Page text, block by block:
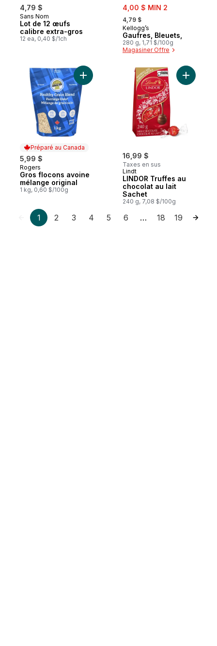
4,79 $
Sans Nom
Lot de 12 œufs
calibre extra-gros
12 ea, 0,40 $/1ch
sale:
4,00 $ MIN 2
, formerly:
4,79 $
Kellogg’s
Gaufres, Bleuets,
280 g, 1,71 $/100g
Magasiner Offre
Préparé au Canada
5,99 $
Préparé au Canada
Rogers
Gros flocons avoine
mélange original
1 kg, 0,60 $/100g
Ajouter Gros flocons avoine mélange
16,99 $
Taxes en sus
Lindt
LINDOR Truffes au
chocolat au lait
Sachet
240 g, 7,08 $/100g
Ajouter
1 2 3 4 5 6 … 18 19